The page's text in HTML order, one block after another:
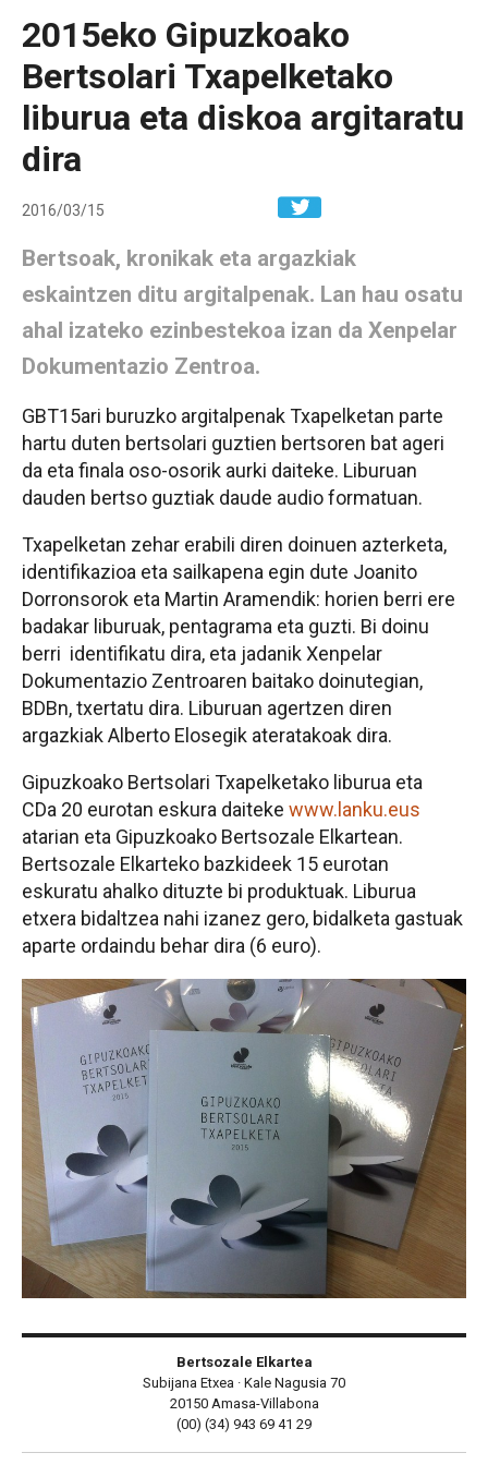
2015eko Gipuzkoako
Bertsolari Txapelketako
liburua eta diskoa argitaratu
dira
2016/03/15
Bertsoak, kronikak eta argazkiak
eskaintzen ditu argitalpenak. Lan hau osatu
ahal izateko ezinbestekoa izan da Xenpelar
Dokumentazio Zentroa.
GBT15ari buruzko argitalpenak Txapelketan parte
hartu duten bertsolari guztien bertsoren bat ageri
da eta finala oso-osorik aurki daiteke. Liburuan
dauden bertso guztiak daude audio formatuan.
Txapelketan zehar erabili diren doinuen azterketa,
identifikazioa eta sailkapena egin dute Joanito
Dorronsorok eta Martin Aramendik: horien berri ere
badakar liburuak, pentagrama eta guzti. Bi doinu
berri identifikatu dira, eta jadanik Xenpelar
Dokumentazio Zentroaren baitako doinutegian,
BDBn, txertatu dira. Liburuan agertzen diren
argazkiak Alberto Elosegik ateratakoak dira.
Gipuzkoako Bertsolari Txapelketako liburua eta
CDa 20 eurotan eskura daiteke www.lanku.eus
atarian eta Gipuzkoako Bertsozale Elkartean.
Bertsozale Elkarteko bazkideek 15 eurotan
eskuratu ahalko dituzte bi produktuak. Liburua
etxera bidaltzea nahi izanez gero, bidalketa gastuak
aparte ordaindu behar dira (6 euro).
Bertsozale Elkartea
Subijana Etxea · Kale Nagusia 70
20150 Amasa-Villabona
(00) (34) 943 69 41 29